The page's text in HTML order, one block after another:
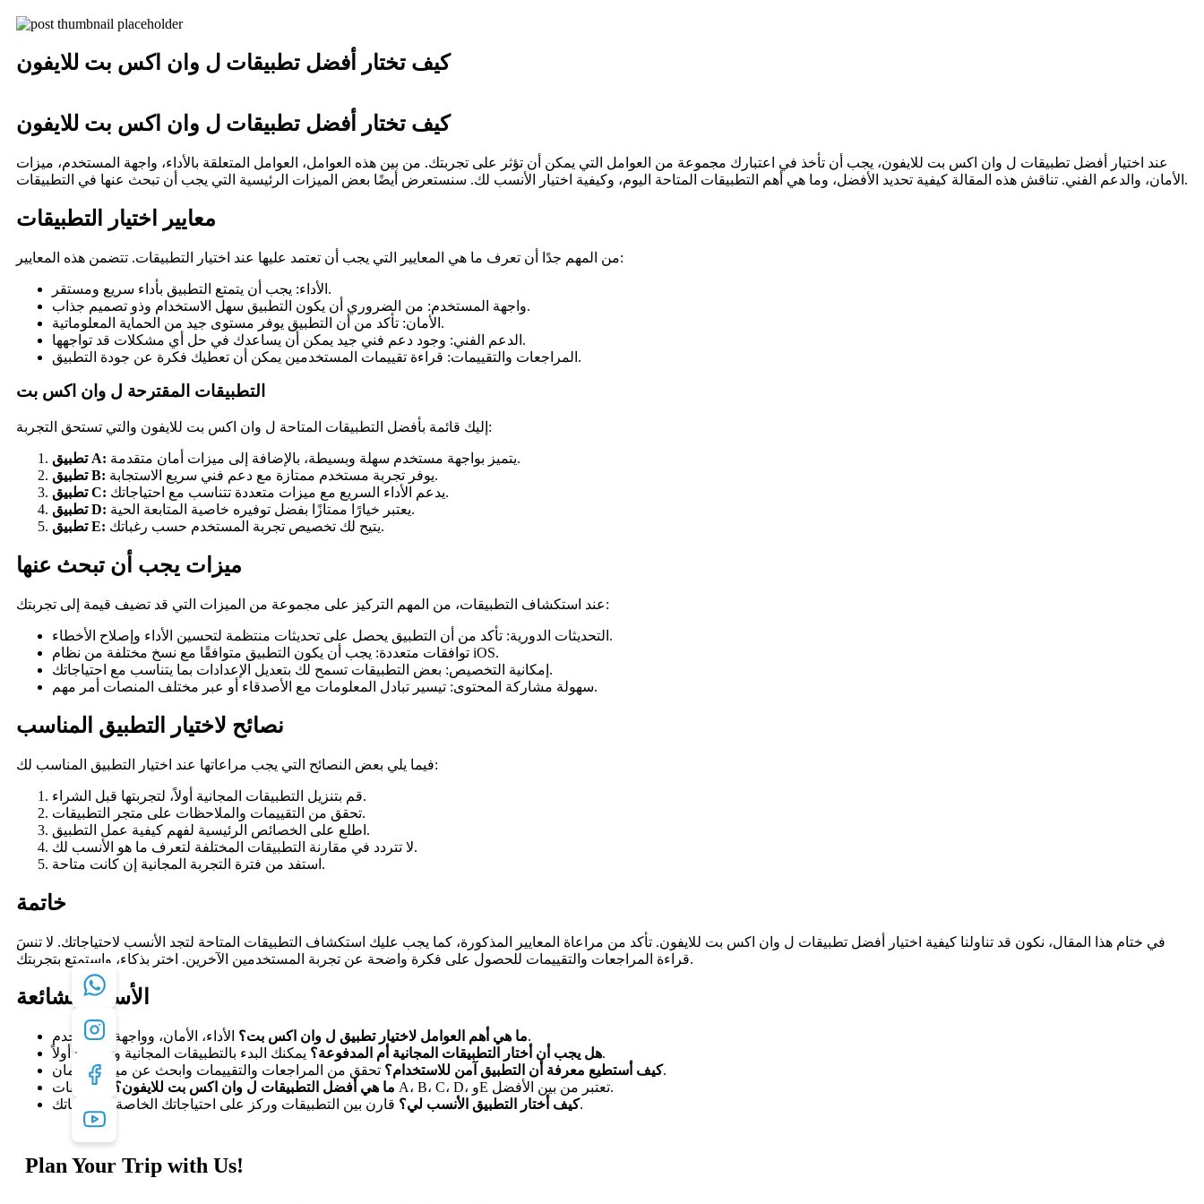
كيف تختار أفضل تطبيقات ل وان اكس بت للايفون
كيف تختار أفضل تطبيقات ل وان اكس بت للايفون
عند اختيار أفضل تطبيقات ل وان اكس بت للايفون، يجب أن تأخذ في اعتبارك مجموعة من العوامل التي يمكن أن تؤثر على تجربتك. من بين هذه العوامل، العوامل المتعلقة بالأداء، واجهة المستخدم، ميزات
الأمان، والدعم الفني. تناقش هذه المقالة كيفية تحديد الأفضل، وما هي أهم التطبيقات المتاحة اليوم، وكيفية اختيار الأنسب لك. سنستعرض أيضًا بعض الميزات الرئيسية التي يجب أن تبحث عنها في التطبيقات.
معايير اختيار التطبيقات
من المهم جدًا أن تعرف ما هي المعايير التي يجب أن تعتمد عليها عند اختيار التطبيقات. تتضمن هذه المعايير:
الأداء: يجب أن يتمتع التطبيق بأداء سريع ومستقر.
واجهة المستخدم: من الضروري أن يكون التطبيق سهل الاستخدام وذو تصميم جذاب.
الأمان: تأكد من أن التطبيق يوفر مستوى جيد من الحماية المعلوماتية.
الدعم الفني: وجود دعم فني جيد يمكن أن يساعدك في حل أي مشكلات قد تواجهها.
المراجعات والتقييمات: قراءة تقييمات المستخدمين يمكن أن تعطيك فكرة عن جودة التطبيق.
التطبيقات المقترحة ل وان اكس بت
إليك قائمة بأفضل التطبيقات المتاحة ل وان اكس بت للايفون والتي تستحق التجربة:
تطبيق A:
يتميز بواجهة مستخدم سهلة وبسيطة، بالإضافة إلى ميزات أمان متقدمة.
تطبيق B:
يوفر تجربة مستخدم ممتازة مع دعم فني سريع الاستجابة.
تطبيق C:
يدعم الأداء السريع مع ميزات متعددة تتناسب مع احتياجاتك.
تطبيق D:
يعتبر خيارًا ممتازًا بفضل توفيره خاصية المتابعة الحية.
تطبيق E:
يتيح لك تخصيص تجربة المستخدم حسب رغباتك.
ميزات يجب أن تبحث عنها
عند استكشاف التطبيقات، من المهم التركيز على مجموعة من الميزات التي قد تضيف قيمة إلى تجربتك:
التحديثات الدورية: تأكد من أن التطبيق يحصل على تحديثات منتظمة لتحسين الأداء وإصلاح الأخطاء.
توافقات متعددة: يجب أن يكون التطبيق متوافقًا مع نسخ مختلفة من نظام iOS.
إمكانية التخصيص: بعض التطبيقات تسمح لك بتعديل الإعدادات بما يتناسب مع احتياجاتك.
سهولة مشاركة المحتوى: تيسير تبادل المعلومات مع الأصدقاء أو عبر مختلف المنصات أمر مهم.
نصائح لاختيار التطبيق المناسب
فيما يلي بعض النصائح التي يجب مراعاتها عند اختيار التطبيق المناسب لك:
قم بتنزيل التطبيقات المجانية أولاً، لتجربتها قبل الشراء.
تحقق من التقييمات والملاحظات على متجر التطبيقات.
اطلع على الخصائص الرئيسية لفهم كيفية عمل التطبيق.
لا تتردد في مقارنة التطبيقات المختلفة لتعرف ما هو الأنسب لك.
استفد من فترة التجربة المجانية إن كانت متاحة.
خاتمة
في ختام هذا المقال، نكون قد تناولنا كيفية اختيار أفضل تطبيقات ل وان اكس بت للايفون. تأكد من مراعاة المعايير المذكورة، كما يجب عليك استكشاف التطبيقات المتاحة لتجد الأنسب لاحتياجاتك. لا تنسَ
قراءة المراجعات والتقييمات للحصول على فكرة واضحة عن تجربة المستخدمين الآخرين. اختر بذكاء، واستمتع بتجربتك.
الأسئلة الشائعة
ما هي أهم العوامل لاختيار تطبيق ل وان اكس بت؟الأداء، الأمان، وواجهة المستخدم.
هل يجب أن أختار التطبيقات المجانية أم المدفوعة؟يمكنك البدء بالتطبيقات المجانية وتجربتها أولاً.
كيف أستطيع معرفة أن التطبيق آمن للاستخدام؟تحقق من المراجعات والتقييمات وابحث عن ميزات الأمان.
ما هي أفضل التطبيقات ل وان اكس بت للايفون؟
التطبيقات A، B، C، D، وE تعتبر من بين الأفضل.
كيف أختار التطبيق الأنسب لي؟قارن بين التطبيقات وركز على احتياجاتك الخاصة ومتطلباتك.
Plan Your Trip with Us!